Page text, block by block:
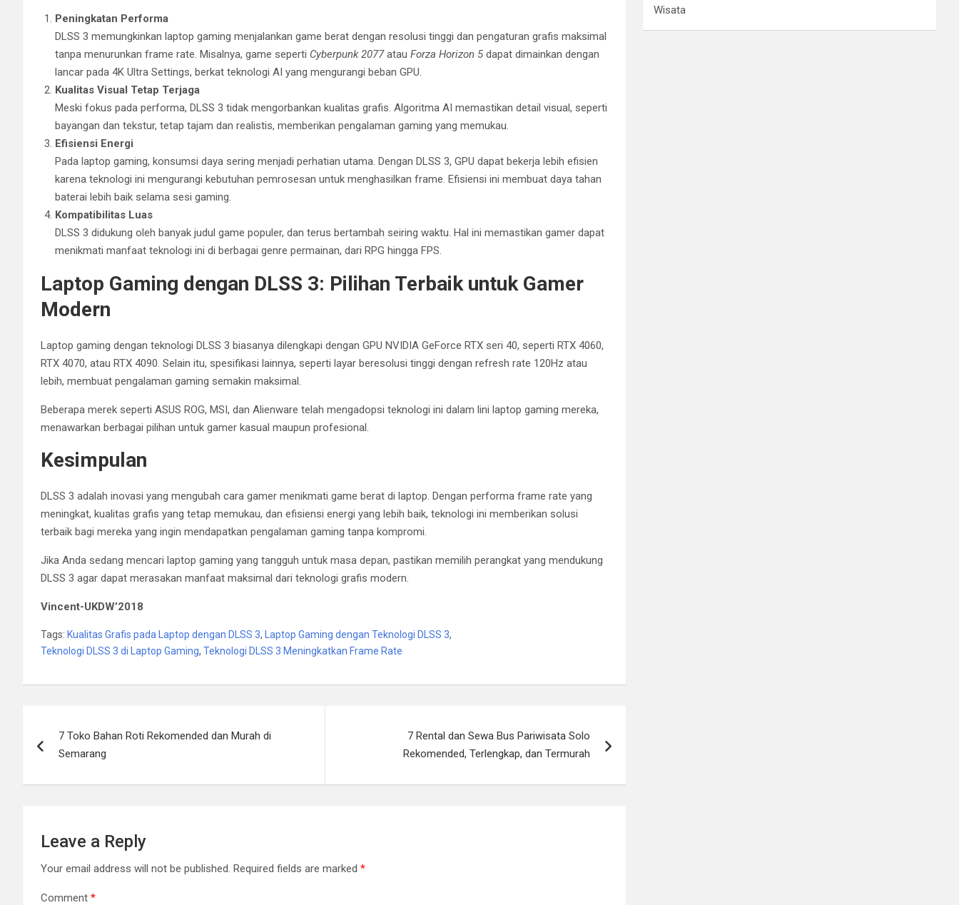
Peningkatan Performa
DLSS 3 memungkinkan laptop gaming menjalankan game berat dengan resolusi tinggi dan pengaturan grafis maksimal
tanpa menurunkan frame rate. Misalnya, game seperti Cyberpunk 2077atau Forza Horizon 5dapat dimainkan dengan
lancar pada 4K Ultra Settings, berkat teknologi AI yang mengurangi beban GPU.
Kualitas Visual Tetap Terjaga
Meski fokus pada performa, DLSS 3 tidak mengorbankan kualitas grafis. Algoritma AI memastikan detail visual, seperti
bayangan dan tekstur, tetap tajam dan realistis, memberikan pengalaman gaming yang memukau.
Efisiensi Energi
Pada laptop gaming, konsumsi daya sering menjadi perhatian utama. Dengan DLSS 3, GPU dapat bekerja lebih efisien
karena teknologi ini mengurangi kebutuhan pemrosesan untuk menghasilkan frame. Efisiensi ini membuat daya tahan
baterai lebih baik selama sesi gaming.
Kompatibilitas Luas
DLSS 3 didukung oleh banyak judul game populer, dan terus bertambah seiring waktu. Hal ini memastikan gamer dapat
menikmati manfaat teknologi ini di berbagai genre permainan, dari RPG hingga FPS.
Laptop Gaming dengan DLSS 3: Pilihan Terbaik untuk Gamer
Modern
Laptop gaming dengan teknologi DLSS 3 biasanya dilengkapi dengan GPU NVIDIA GeForce RTX seri 40, seperti RTX 4060,
RTX 4070, atau RTX 4090. Selain itu, spesifikasi lainnya, seperti layar beresolusi tinggi dengan refresh rate 120Hz atau
lebih, membuat pengalaman gaming semakin maksimal.
Beberapa merek seperti ASUS ROG, MSI, dan Alienware telah mengadopsi teknologi ini dalam lini laptop gaming mereka,
menawarkan berbagai pilihan untuk gamer kasual maupun profesional.
Kesimpulan
DLSS 3 adalah inovasi yang mengubah cara gamer menikmati game berat di laptop. Dengan performa frame rate yang
meningkat, kualitas grafis yang tetap memukau, dan efisiensi energi yang lebih baik, teknologi ini memberikan solusi
terbaik bagi mereka yang ingin mendapatkan pengalaman gaming tanpa kompromi.
Jika Anda sedang mencari laptop gaming yang tangguh untuk masa depan, pastikan memilih perangkat yang mendukung
DLSS 3 agar dapat merasakan manfaat maksimal dari teknologi grafis modern.
Vincent-UKDW’2018
Tags: Kualitas Grafis pada Laptop dengan DLSS 3, Laptop Gaming dengan Teknologi DLSS 3,
Teknologi DLSS 3 di Laptop Gaming, Teknologi DLSS 3 Meningkatkan Frame Rate
navigation
7 Toko Bahan Roti Rekomended dan Murah di
Semarang
7 Rental dan Sewa Bus Pariwisata Solo
Rekomended, Terlengkap, dan Termurah
Leave a Reply
Your email address will not be published. Required fields are marked *
Comment *
Wisata